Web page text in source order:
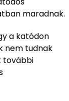
maradnak.
a katódon
nem tudnak
további